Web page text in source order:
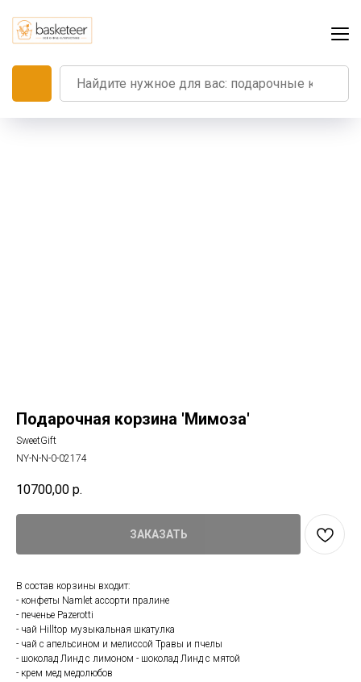
Подарочная корзина 'Мимоза'
SweetGift
NY-N-N-0-02174
10700,00 р.
ЗАКАЗАТЬ
В состав корзины входит:
- конфеты Namlet ассорти пралине
- печенье Pazerotti
- чай Hilltop музыкальная шкатулка
- чай с апельсином и мелиссой Травы и пчелы
- шоколад Линд с лимоном - шоколад Линд с мятой
- крем мед медолюбов